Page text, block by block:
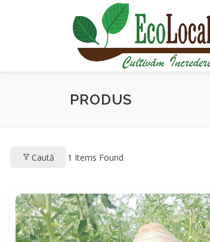
PRODUS
Caută 1 Items Found